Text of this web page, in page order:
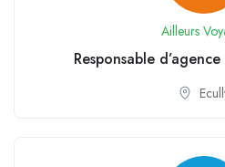
Ailleurs
Responsable